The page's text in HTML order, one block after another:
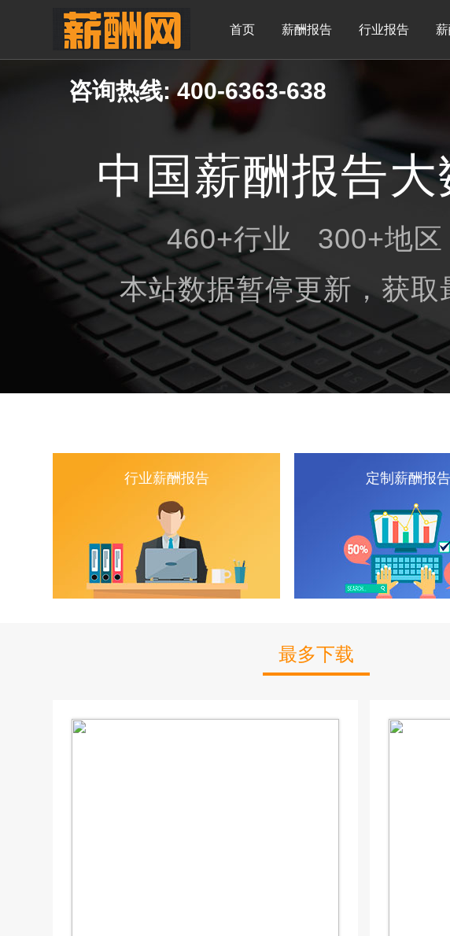
首页 薪酬报告 行业报告
咨询热线: 400-6363-638
中国薪酬报告
460+行业 300+地区
本站数据暂停更新，获
行业薪酬报告 定制薪酬报告
最多下载